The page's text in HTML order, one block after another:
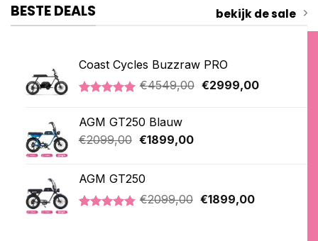
BESTE DEALS bekijk de sale
Coast Cycles Buzzraw PRO
gebaseerd
op
klantbeoordeling
€4549,00 Oorspronkelijke
€2999,00Huidige
AGM GT250 Blauw
€2099,00 Oorspronkelijke
€2099,00.
€1899,00Huidige
AGM GT250
€2099,00 Oorspronkelijke
€1899,00Huidige